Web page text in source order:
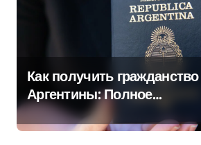
Как получить гражданство
Аргентины: Полное
руководство